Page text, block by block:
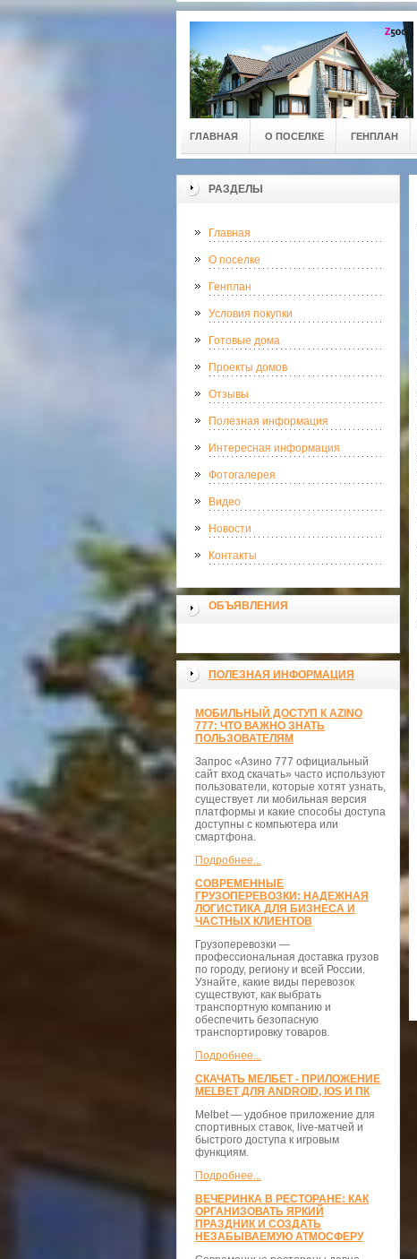
ГЛАВНАЯ О ПОСЕЛКЕ ГЕНПЛАН
РАЗДЕЛЫ
Главная
О поселке
Генплан
Условия покупки
Готовые дома
Проекты домов
Отзывы
Полезная информация
Интересная информация
Фотогалерея
Видео
Новости
Контакты
ОБЪЯВЛЕНИЯ
ПОЛЕЗНАЯ ИНФОРМАЦИЯ
МОБИЛЬНЫЙ ДОСТУП К AZINO
777: ЧТО ВАЖНО ЗНАТЬ
ПОЛЬЗОВАТЕЛЯМ
Запрос «Азино 777 официальный
сайт вход скачать» часто используют
пользователи, которые хотят узнать,
существует ли мобильная версия
платформы и какие способы доступа
доступны с компьютера или
смартфона.
Подробнее...
СОВРЕМЕННЫЕ
ГРУЗОПЕРЕВОЗКИ: НАДЕЖНАЯ
ЛОГИСТИКА ДЛЯ БИЗНЕСА И
ЧАСТНЫХ КЛИЕНТОВ
Грузоперевозки —
профессиональная доставка грузов
по городу, региону и всей России.
Узнайте, какие виды перевозок
существуют, как выбрать
транспортную компанию и
обеспечить безопасную
транспортировку товаров.
Подробнее...
СКАЧАТЬ МЕЛБЕТ - ПРИЛОЖЕНИЕ
MELBET ДЛЯ ANDROID, IOS И ПК
Melbet — удобное приложение для
спортивных ставок, live-матчей и
быстрого доступа к игровым
функциям.
Подробнее...
ВЕЧЕРИНКА В РЕСТОРАНЕ: КАК
ОРГАНИЗОВАТЬ ЯРКИЙ
ПРАЗДНИК И СОЗДАТЬ
НЕЗАБЫВАЕМУЮ АТМОСФЕРУ